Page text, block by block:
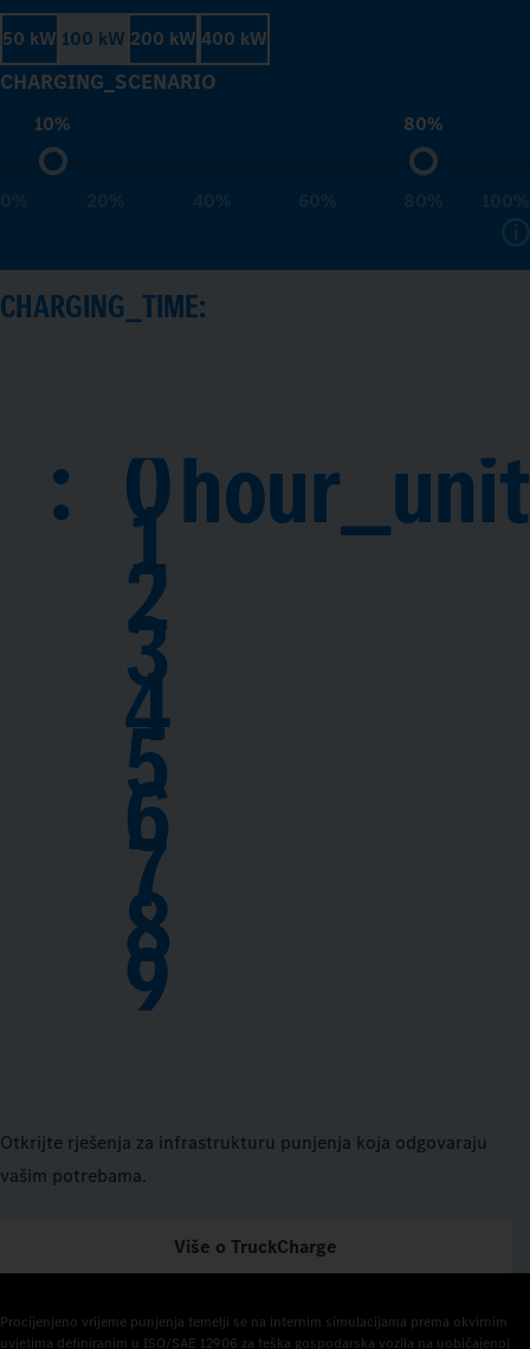
50 kW 100 kW 200 kW 400 kW
CHARGING_SCENARIO
10% 80%
CHARGING_TIME:
: 0
1
2
3
4
5
6
7
8
9
hour_unit
Otkrijte rješenja za infrastrukturu punjenja koja odgovaraju
vašim potrebama.
Više o TruckCharge
Procijenjeno vrijeme punjenja temelji se na internim simulacijama prema okvirnim
uvjetima definiranim u ISO/SAE 12906 za teška gospodarska vozila na uobičajenoj